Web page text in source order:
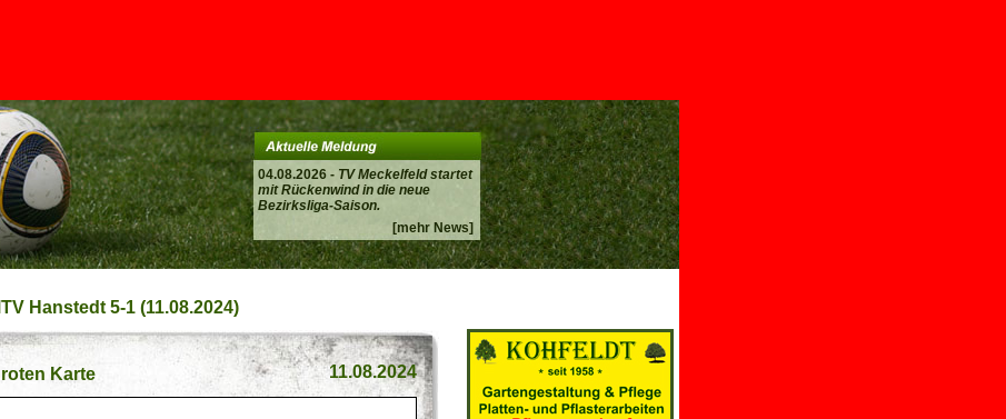
04.08.2026 - TV Meckelfeld startet
mit Rückenwind in die neue
Bezirksliga-Saison.
[mehr News]
Hanstedt 5-1 (11.08.2024)
Karte 11.08.2024